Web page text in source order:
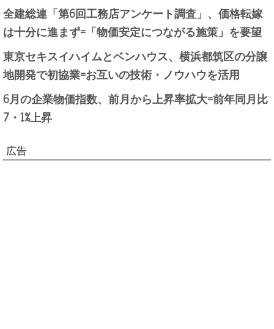
全建総連「第6回工務店アンケート調査」、価格転嫁
は十分に進まず=「物価安定につながる施策」を要望
東京セキスイハイムとベンハウス、横浜都筑区の分譲
地開発で初協業=お互いの技術・ノウハウを活用
6月の企業物価指数、前月から上昇率拡大=前年同月比
7・1%上昇
広告